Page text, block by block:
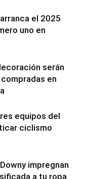
el 2025
uno en
serán
en
equipos del
ciclismo
impregnan
a tu ropa